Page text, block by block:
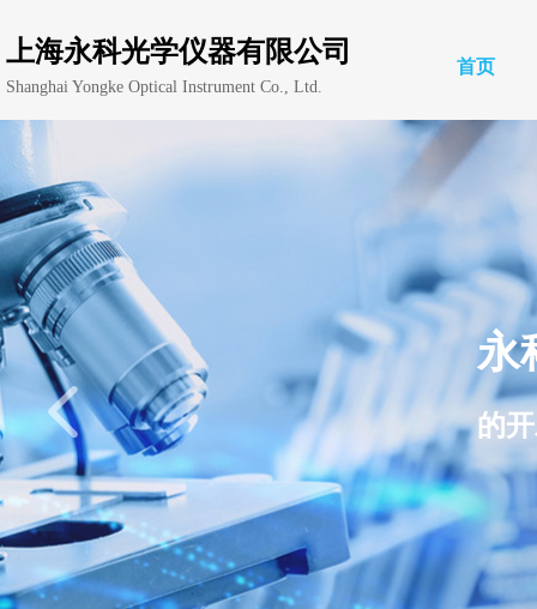
首页
上海永科光学仪器有限公司
Shanghai Yongke Optical Instrument Co., Ltd.
永
的
넳